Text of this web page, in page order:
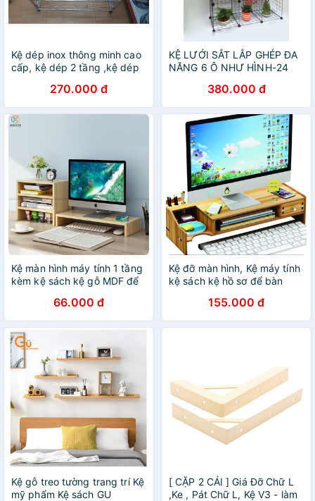
Kệ dép inox thông minh cao
cấp, kệ dép 2 tầng ,kệ dép
tầng (inox 304 sáng bóng)
270.000 đ
KỆ LƯỚI SẮT LẮP GHÉP ĐA
NĂNG 6 Ô NHƯ HÌNH-24
trang trí, KỆ ĐỂ CHẬU CÂY
CẢNH, KỆ HOA
380.000 đ
Kệ màn hình máy tính 1 tầng
kèm kệ sách kệ gỗ MDF để
66.000 đ
Kệ đỡ màn hình, Kệ máy tính
kệ sách kệ hồ sơ để bàn
155.000 đ
Kệ gỗ treo tường trang trí Kệ
mỹ phẩm Kệ sách GU
[ CẶP 2 CÁI ] Giá Đỡ Chữ L
,Ke , Pát Chữ L, Kệ V3 - làm